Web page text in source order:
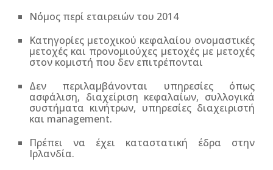
Νόμος περί εταιρειών του 2014
Κατηγορίες μετοχικού κεφαλαίου ονομαστικές
μετοχές και προνομιούχες μετοχές με μετοχές
στον κομιστή που δεν επιτρέπονται
Δεν περιλαμβάνονται υπηρεσίες όπως
ασφάλιση, διαχείριση κεφαλαίων, συλλογικά
συστήματα κινήτρων, υπηρεσίες διαχειριστή
και management.
Πρέπει να έχει καταστατική έδρα στην
Ιρλανδία.